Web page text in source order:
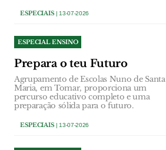
ESPECIAIS| 13-07-2026
ESPECIAL ENSINO
Prepara o teu Futuro
Agrupamento de Escolas Nuno de Santa
Maria, em Tomar, proporciona um
percurso educativo completo e uma
preparação sólida para o futuro.
ESPECIAIS| 13-07-2026